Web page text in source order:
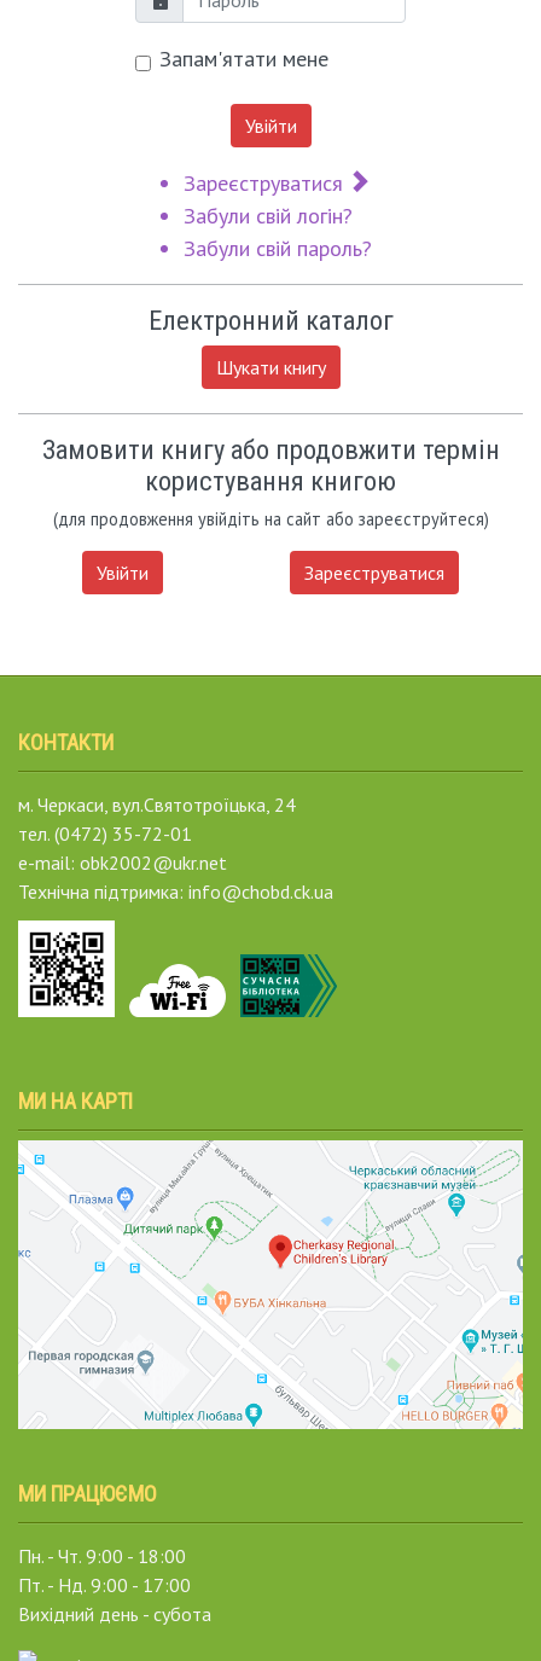
Пароль
Запам'ятати мене
Увійти
Зареєструватися
Забули свій логін?
Забули свій пароль?
Електронний каталог
Шукати книгу
Замовити книгу або продовжити термін
користування книгою
(для продовження увійдіть на сайт або зареєструйтеся)
Увійти Зареєструватися
КОНТАКТИ
м. Черкаси, вул.Святотроїцька, 24
тел. (0472) 35-72-01
e-mail: obk2002@ukr.net
Технічна підтримка: info@chobd.ck.ua
МИ НА КАРТІ
МИ ПРАЦЮЄМО
Пн. - Чт. 9:00 - 18:00
Пт. - Нд. 9:00 - 17:00
Вихідний день - субота